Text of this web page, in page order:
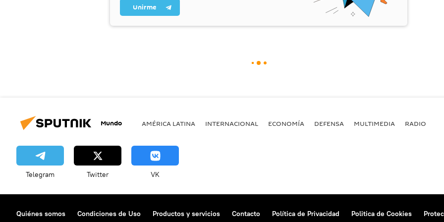
Unirme
Mundo AMÉRICA LATINA INTERNACIONAL ECONOMÍA DEFENSA MULTIMEDIA RADIO
Telegram Twitter VK
Quiénes somos Condiciones de Uso Productos y servicios Contacto Política de Privacidad Politica de Cookies